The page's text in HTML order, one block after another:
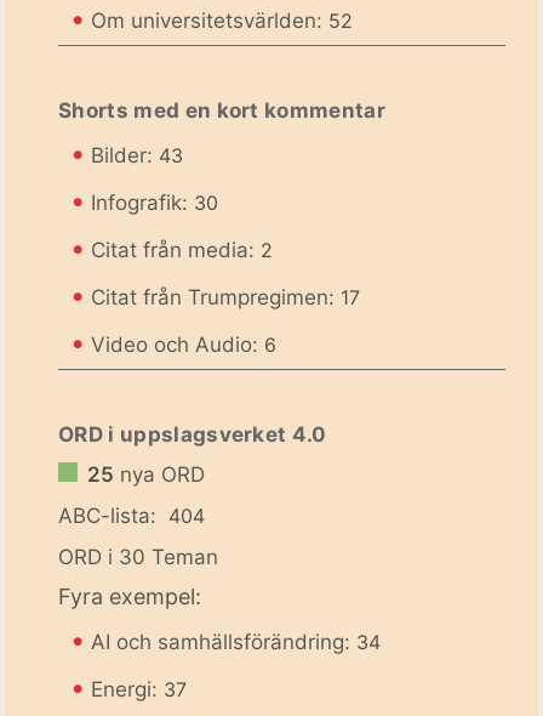
• Om universitetsvärlden: 52
Shorts med en kort kommentar
• Bilder: 43
• Infografik: 30
• Citat från media: 2
• Citat från Trumpregimen: 17
• Video och Audio: 6
ORD i uppslagsverket 4.0
25 nya ORD
ABC-lista: 404
ORD i 30 Teman
Fyra exempel:
• AI och samhällsförändring: 34
• Energi: 37